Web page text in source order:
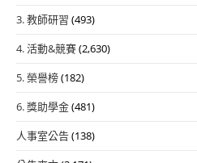
3. 教師研習 (493)
4. 活動&競賽(2,630)
5. 榮譽榜(182)
6. 獎助學金(481)
人事室公告(138)